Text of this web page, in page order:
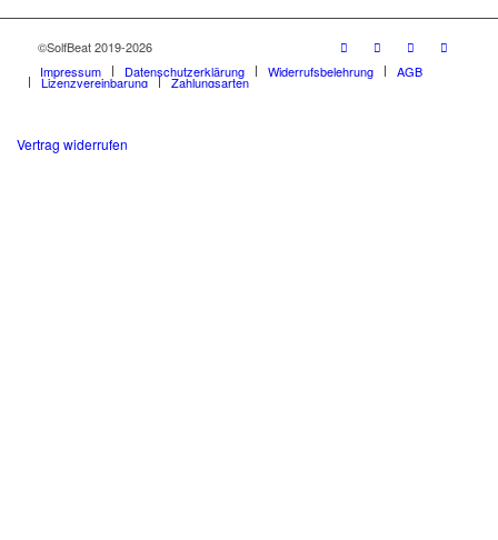
©SolfBeat 2019-2026
Impressum
Datenschutzerklärung Widerrufsbelehrung AGB
Lizenzvereinbarung Zahlungsarten
Vertrag widerrufen